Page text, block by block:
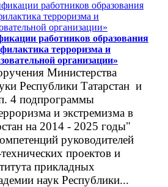
работников образования
терроризма и
организации»
Министерства
Республики Татарстан и
4 подпрограммы
и экстремизма в
на 2014 - 2025 годы"
руководителей
проектов и
прикладных
наук Республики...